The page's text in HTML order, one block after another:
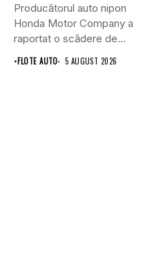
Producătorul auto nipon
Honda Motor Company a
raportat o scădere de
6,1%...
•FLOTE AUTO 5 AUGUST 2026